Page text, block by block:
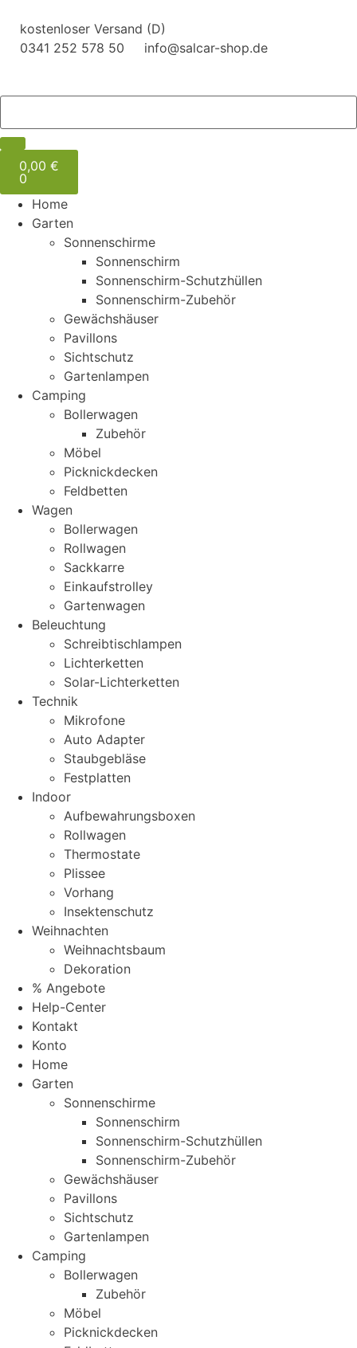
kostenloser Versand (D)
0341 252 578 50
info@salcar-shop.de
0,00 €
0
Home
Garten
Sonnenschirme
Sonnenschirm
Sonnenschirm-Schutzhüllen
Sonnenschirm-Zubehör
Gewächshäuser
Pavillons
Sichtschutz
Gartenlampen
Camping
Bollerwagen
Zubehör
Möbel
Picknickdecken
Feldbetten
Wagen
Bollerwagen
Rollwagen
Sackkarre
Einkaufstrolley
Gartenwagen
Beleuchtung
Schreibtischlampen
Lichterketten
Solar-Lichterketten
Technik
Mikrofone
Auto Adapter
Staubgebläse
Festplatten
Indoor
Aufbewahrungsboxen
Rollwagen
Thermostate
Plissee
Vorhang
Insektenschutz
Weihnachten
Weihnachtsbaum
Dekoration
% Angebote
Help-Center
Kontakt
Konto
Home
Garten
Sonnenschirme
Sonnenschirm
Sonnenschirm-Schutzhüllen
Sonnenschirm-Zubehör
Gewächshäuser
Pavillons
Sichtschutz
Gartenlampen
Camping
Bollerwagen
Zubehör
Möbel
Picknickdecken